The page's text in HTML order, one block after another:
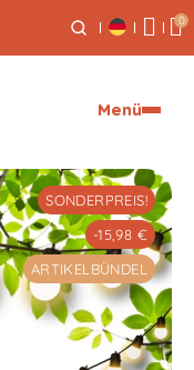
0
Menü
SONDERPREIS!
-15,98 €
ARTIKELBÜNDEL